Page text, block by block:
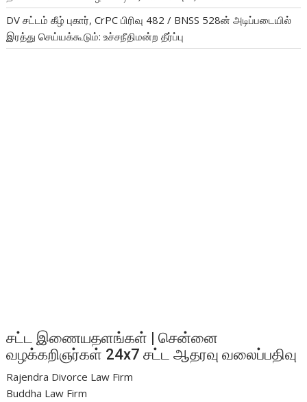
DV சட்டம் கீழ் புகார், CrPC பிரிவு 482 / BNSS 528ன் அடிப்படையில்
இரத்து செய்யக்கூடும்: உச்சநீதிமன்ற தீர்ப்பு
சட்ட இணையதளங்கள் | சென்னை
வழக்கறிஞர்கள் 24x7 சட்ட ஆதரவு வலைப்பதிவு
Rajendra Divorce Law Firm
Buddha Law Firm